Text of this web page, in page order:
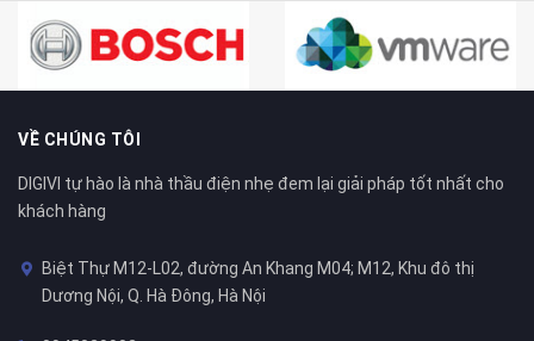
VỀ CHÚNG TÔI
DIGIVI tự hào là nhà thầu điện nhẹ đem lại giải pháp tốt nhất cho
khách hàng
Biệt Thự M12-L02, đường An Khang M04; M12, Khu đô thị
Dương Nội, Q. Hà Đông, Hà Nội